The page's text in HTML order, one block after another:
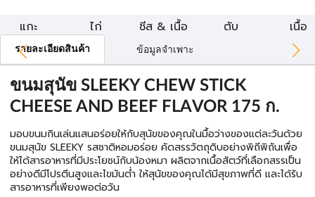
แกะ ไก่ ชีส & เนื้อ ตับ เนื้อ
รายละเอียดสินค้า ข้อมูลจำเพาะ
ขนมสุนัข SLEEKY CHEW STICK
CHEESE AND BEEF FLAVOR 175 ก.
มอบขนมกินเล่นแสนอร่อยให้กับสุนัขของคุณในมื้อว่างของแต่ละวันด้วย
ขนมสุนัข SLEEKY รสชาติหอมอร่อย คัดสรรวัตถุดิบอย่างพิถีพิถันเพื่อ
ให้ได้สารอาหารที่มีประโยชน์กับน้องหมา ผลิตจากเนื้อสัตว์ที่เลือกสรรเป็น
อย่างดีมีโปรตีนสูงและไขมันต่ำ ให้สุนัขของคุณได้มีสุขภาพที่ดี และได้รับ
สารอาหารที่เพียงพอต่อวัน